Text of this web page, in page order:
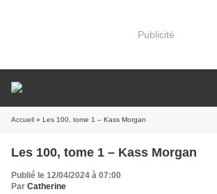
Publicité
Accueil » Les 100, tome 1 – Kass Morgan
Les 100, tome 1 – Kass Morgan
Publié le 12/04/2024 à 07:00
Par Catherine